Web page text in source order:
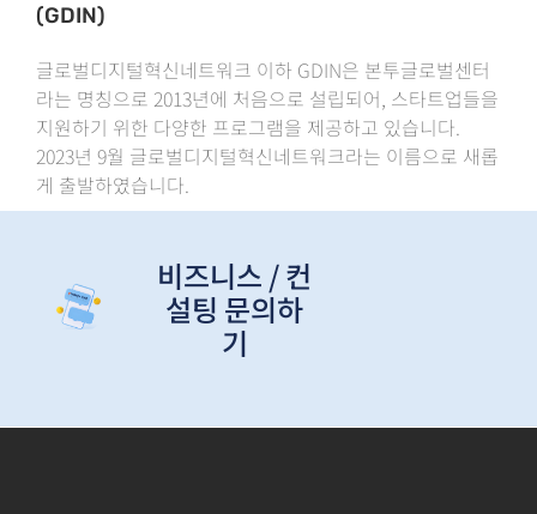
(GDIN)
글로벌디지털혁신네트워크 이하 GDIN은 본투글로벌센터
라는 명칭으로 2013년에 처음으로 설립되어, 스타트업들을
지원하기 위한 다양한 프로그램을 제공하고 있습니다.
2023년 9월 글로벌디지털혁신네트워크라는 이름으로 새롭
게 출발하였습니다.
비즈니스 / 컨
설팅 문의하
기